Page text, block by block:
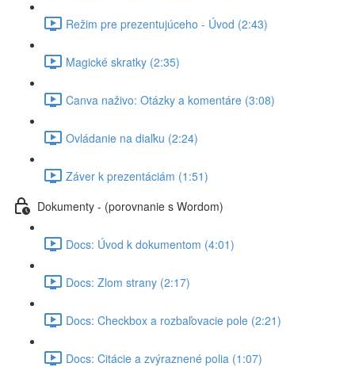
Režim pre prezentujúceho - Úvod (2:43)
Magické skratky (2:35)
Canva naživo: Otázky a komentáre (3:08)
Ovládanie na diaľku (2:24)
Záver k prezentáciám (1:51)
Dokumenty - (porovnanie s Wordom)
Docs: Úvod k dokumentom (4:01)
Docs: Zlom strany (2:17)
Docs: Checkbox a rozbaľovacie pole (2:21)
Docs: Citácie a zvýraznené polia (1:07)